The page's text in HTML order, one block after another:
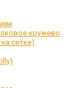
кружево
сетке)